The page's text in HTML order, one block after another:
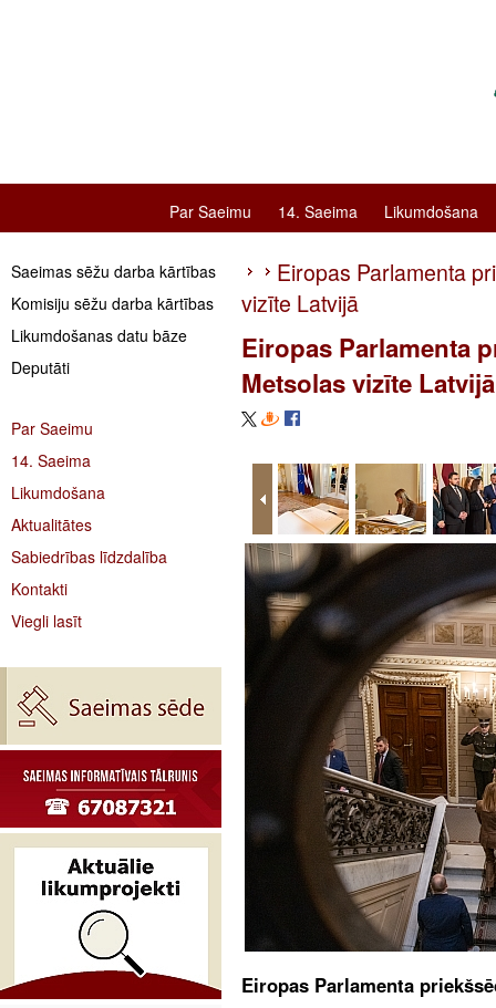
Par Saeimu 14. Saeima Likumdošana
Saeimas sēžu darba kārtības
Komisiju sēžu darba kārtības
Likumdošanas datu bāze
Deputāti
Par Saeimu
14. Saeima
Likumdošana
Aktualitātes
Sabiedrības līdzdalība
Kontakti
Viegli lasīt
Eiropas Parlamenta
vizīte Latvijā
Eiropas Parlamenta
Metsolas vizīte Latvijā
Eiropas Parlamenta